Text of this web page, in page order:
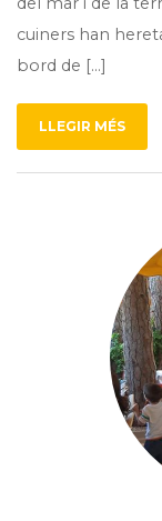
cuiners han
bord de […]
LLEGIR MÉS